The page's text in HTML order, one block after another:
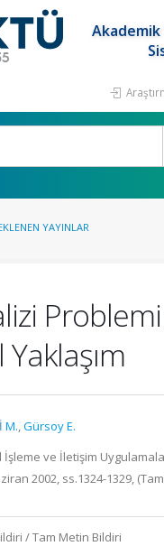
YAYINLAR
M.,Gürsoy E.
İşleme ve İletişim
2002, ss.1324-1329,
/ Tam Metin Bildiri